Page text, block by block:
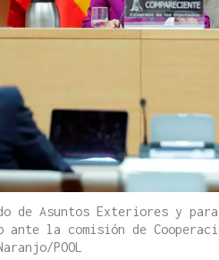
de Asuntos Exteriores y
ante la comisión de
POOL